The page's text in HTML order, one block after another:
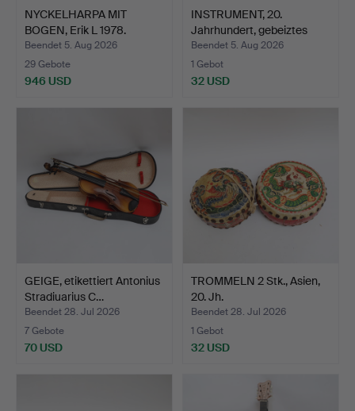
NYCKELHARPA MIT
BOGEN, Erik L 1978.
Beendet 5. Aug 2026
29 Gebote
946 USD
INSTRUMENT, 20.
Jahrhundert, gebeiztes
Hol…
Beendet 5. Aug 2026
1 Gebot
32 USD
GEIGE, etikettiert Antonius
Stradiuarius C…
Beendet 28. Jul 2026
7 Gebote
70 USD
TROMMELN 2 Stk., Asien,
20. Jh.
Beendet 28. Jul 2026
1 Gebot
32 USD